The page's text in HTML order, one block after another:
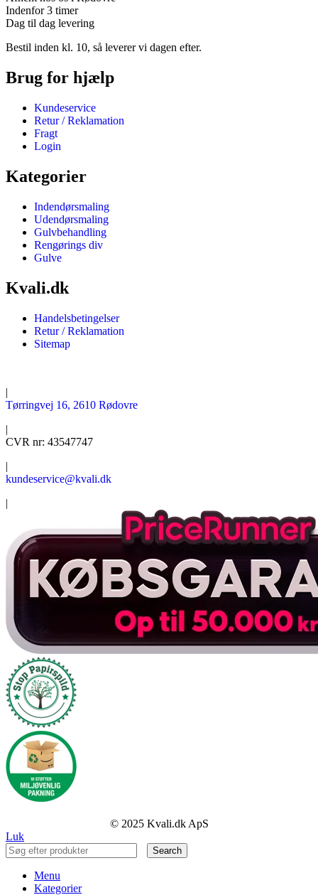
Indenfor 3 timer
Dag til dag levering
Bestil inden kl. 10, så leverer vi dagen efter.
Brug for hjælp
Kundeservice
Retur / Reklamation
Fragt
Login
Kategorier
Indendørsmaling
Udendørsmaling
Gulvbehandling
Rengørings div
Gulve
Kvali.dk
Handelsbetingelser
Retur / Reklamation
Sitemap
|
Tørringvej 16, 2610 Rødovre
|
CVR nr: 43547747
|
kundeservice@kvali.dk
|
© 2025 Kvali.dk ApS
Luk
Search
Menu
Kategorier